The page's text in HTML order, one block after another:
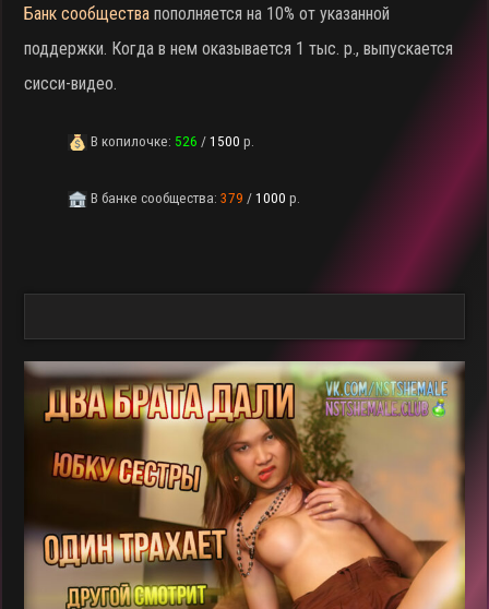
Банк сообщества пополняется на 10% от указанной
поддержки. Когда в нем оказывается 1 тыс. р., выпускается
сисси-видео.
В копилочке: 526/1500р.
В банке сообщества:379/1000р.